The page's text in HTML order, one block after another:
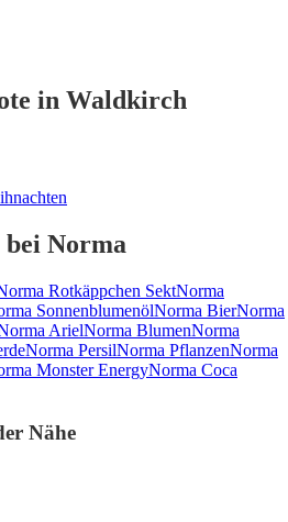
in Waldkirch
Norma
Rotkäppchen SektNorma
SonnenblumenölNorma BierNorma
ArielNorma BlumenNorma
Norma PersilNorma PflanzenNorma
Monster EnergyNorma Coca
Nähe